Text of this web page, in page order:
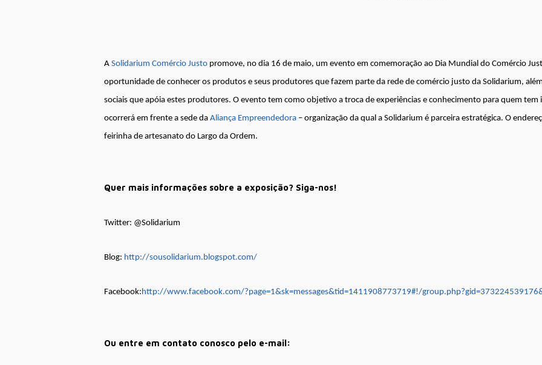
A Solidarium Comércio Justo promove, no dia 16 de maio, um evento em comemoração ao Dia Mundial do Comércio
oportunidade de conhecer os produtos e seus produtores que fazem parte da rede de comércio justo da Solidarium,
sociais que apóia estes produtores. O evento tem como objetivo a troca de experiências e conhecimento para quem
ocorrerá em frente a sede da Aliança Empreendedora – organização da qual a Solidarium é parceira estratégica. O
feirinha de artesanato do Largo da Ordem.
Quer mais informações sobre a exposição? Siga-nos!
Twitter: @Solidarium
Blog: http://sousolidarium.blogspot.com/
Facebook:http://www.facebook.com/?page=1&sk=messages&tid=1411908773719#!/
Ou entre em contato conosco pelo e-mail: